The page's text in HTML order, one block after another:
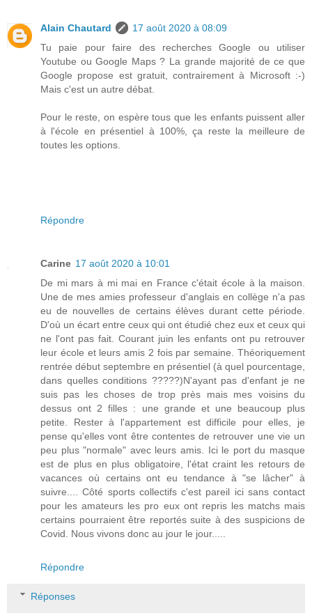
Alain Chautard
17 août 2020 à 08:09
Tu paie pour faire des recherches Google ou utiliser
Youtube ou Google Maps ? La grande majorité de ce que
Google propose est gratuit, contrairement à Microsoft :-)
Mais c'est un autre débat.
Pour le reste, on espère tous que les enfants puissent aller
à l'école en présentiel à 100%, ça reste la meilleure de
toutes les options.
Répondre
Carine 17 août 2020 à 10:01
De mi mars à mi mai en France c'était école à la maison.
Une de mes amies professeur d'anglais en collège n'a pas
eu de nouvelles de certains élèves durant cette période.
D'où un écart entre ceux qui ont étudié chez eux et ceux qui
ne l'ont pas fait. Courant juin les enfants ont pu retrouver
leur école et leurs amis 2 fois par semaine. Théoriquement
rentrée début septembre en présentiel (à quel pourcentage,
dans quelles conditions ?????)N'ayant pas d'enfant je ne
suis pas les choses de trop près mais mes voisins du
dessus ont 2 filles : une grande et une beaucoup plus
petite. Rester à l'appartement est difficile pour elles, je
pense qu'elles vont être contentes de retrouver une vie un
peu plus "normale" avec leurs amis. Ici le port du masque
est de plus en plus obligatoire, l'état craint les retours de
vacances où certains ont eu tendance à "se lâcher" à
suivre.... Côté sports collectifs c'est pareil ici sans contact
pour les amateurs les pro eux ont repris les matchs mais
certains pourraient être reportés suite à des suspicions de
Covid. Nous vivons donc au jour le jour.....
Répondre
Réponses